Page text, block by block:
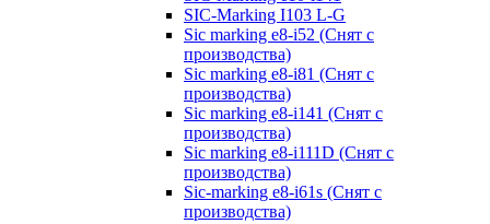
SIC-Marking I103 L-G
Sic marking e8-i52 (Снят с
производства)
Sic marking e8-i81 (Снят с
производства)
Sic marking e8-i141 (Снят с
производства)
Sic marking e8-i111D (Снят с
производства)
Sic-marking e8-i61s (Снят с
производства)